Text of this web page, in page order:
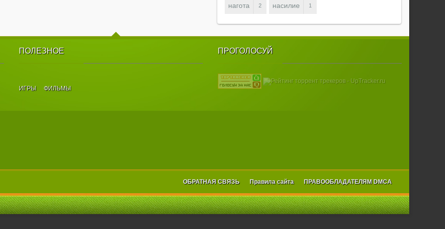
нагота 2 насилие 1
ПОЛЕЗНОЕ
ИГРЫ ФИЛЬМЫ
ПРОГОЛОСУЙ
ОБРАТНАЯ СВЯЗЬ Правила сайта ПРАВООБЛАДАТЕЛЯМ DMCA